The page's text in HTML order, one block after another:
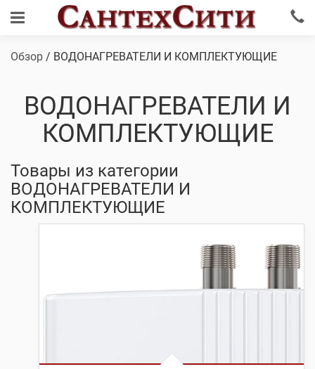
Обзор / ВОДОНАГРЕВАТЕЛИ И КОМПЛЕКТУЮЩИЕ
ВОДОНАГРЕВАТЕЛИ И
КОМПЛЕКТУЮЩИЕ
Товары из категории
ВОДОНАГРЕВАТЕЛИ И
КОМПЛЕКТУЮЩИЕ